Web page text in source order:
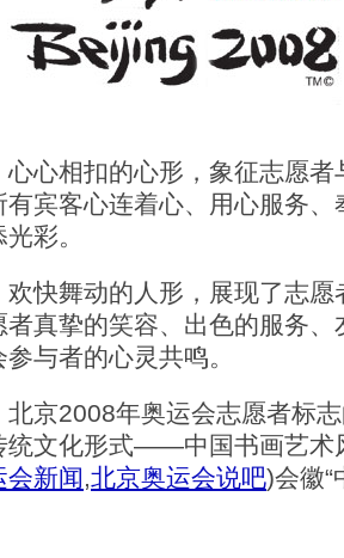
相扣的心形，象征志愿者
有宾客心连着心、用心服务
彩。
舞动的人形，展现了志愿
者真挚的笑容、出色的服务
参与者的心灵共鸣。
2008年奥运会志愿者标志
统文化形式——中国书画艺术
会新闻,北京奥运会说吧)会徽“